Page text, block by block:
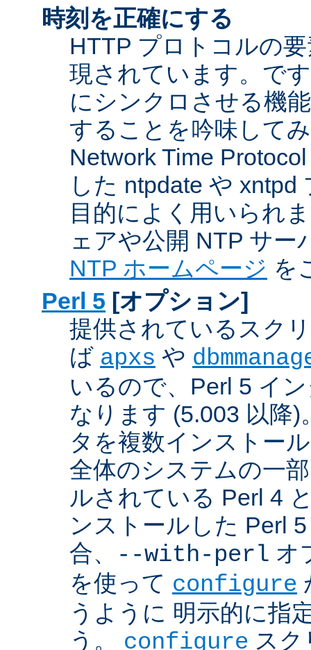
時刻を正確にする
HTTP プロトコルの
現されています。で
にシンクロさせる機
することを吟味して
Network Time
した ntpdate や
目的によく用いられ
ェアや公開 NTP サー
NTP ホームページ を
Perl 5 [オプション]
提供されているスク
ば apxs や
いるので、Perl 5 イ
なります (5.003 以降
タを複数インストー
全体のシステムの一
ルされている Perl 4
ンストールした Perl
合、
--with-perl オ
を使って configure
うように 明示的に指
う。 configure スク